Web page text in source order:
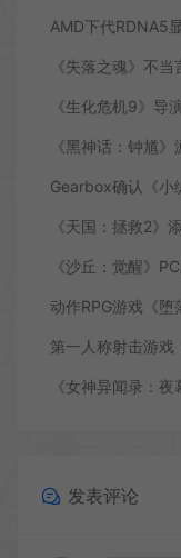
《沙丘：觉醒》
发表评论